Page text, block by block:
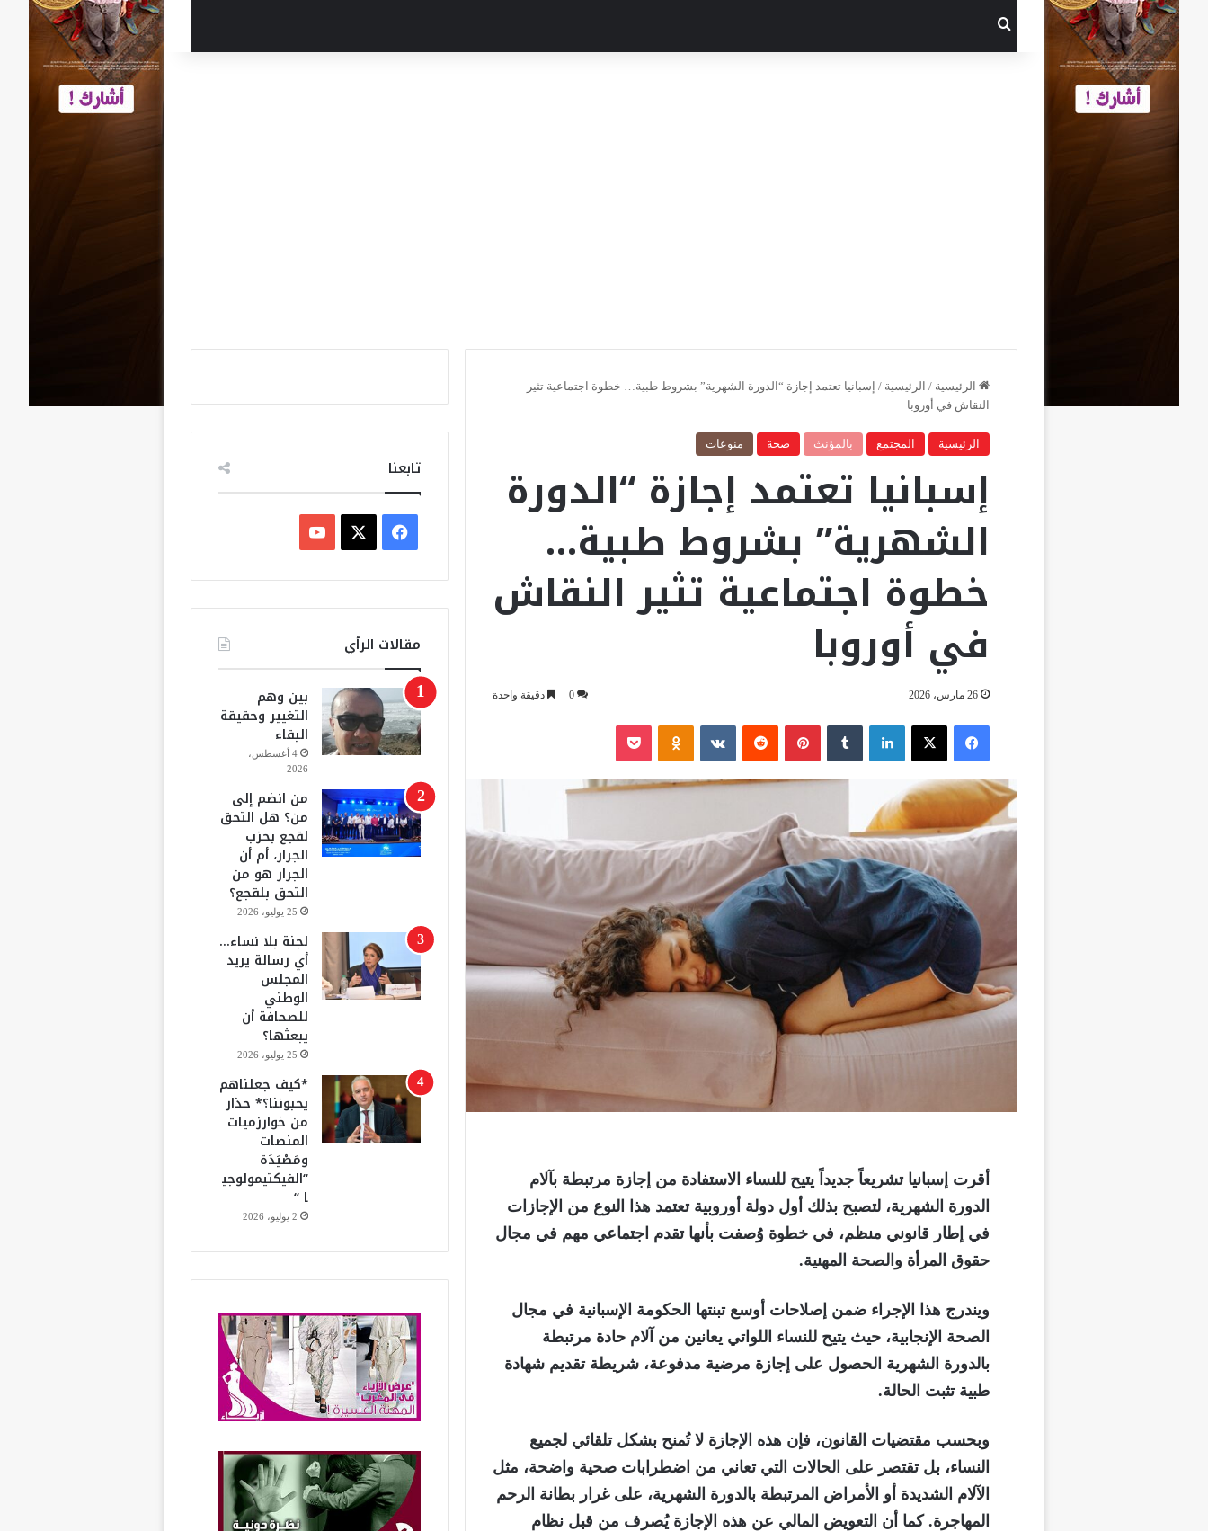
الرئيسية / الرئيسية / إسبانيا تعتمد إجازة “الدورة الشهرية” بشروط طبية… خطوة اجتماعية تثير
النقاش في أوروبا
الرئيسية المجتمع بالمؤنث صحة منوعات
إسبانيا تعتمد إجازة “الدورة
الشهرية” بشروط طبية…
خطوة اجتماعية تثير النقاش
في أوروبا
26 مارس، 2026 0 دقيقة واحدة
فيسبوك ‫X لينكدإن بينتيريست
أقرت إسبانيا تشريعاً جديداً يتيح للنساء الاستفادة من إجازة مرتبطة بآلام
الدورة الشهرية، لتصبح بذلك أول دولة أوروبية تعتمد هذا النوع من الإجازات
في إطار قانوني منظم، في خطوة وُصفت بأنها تقدم اجتماعي مهم في مجال
حقوق المرأة والصحة المهنية.
ويندرج هذا الإجراء ضمن إصلاحات أوسع تبنتها الحكومة الإسبانية في مجال
الصحة الإنجابية، حيث يتيح للنساء اللواتي يعانين من آلام حادة مرتبطة
بالدورة الشهرية الحصول على إجازة مرضية مدفوعة، شريطة تقديم شهادة
طبية تثبت الحالة.
وبحسب مقتضيات القانون، فإن هذه الإجازة لا تُمنح بشكل تلقائي لجميع
النساء، بل تقتصر على الحالات التي تعاني من اضطرابات صحية واضحة، مثل
الآلام الشديدة أو الأمراض المرتبطة بالدورة الشهرية، على غرار بطانة الرحم
المهاجرة. كما أن التعويض المالي عن هذه الإجازة يُصرف من قبل نظام
تابعنا
س
ب
ك
o
u
b
مقالات الرأي
بين وهم
التغيير وحقيقة
البقاء
4 أغسطس،
2026
من انضم إلى
من؟ هل التحق
لقجع بحزب
الجرار، أم أن
الجرار هو من
التحق بلقجع؟
25 يوليو، 2026
لجنة بلا نساء…
أي رسالة يريد
المجلس
الوطني
للصحافة أن
يبعثها؟
25 يوليو، 2026
*كيف جعلناهم
يحبوننا؟* حذار
من خوارزميات
المنصات
ومَصْيَدَة
“الفيكتيمولوجي
ا “
2 يوليو، 2026